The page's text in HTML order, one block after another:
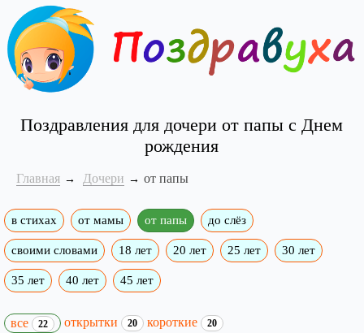
Поздравления для дочери от папы с Днем
рождения
Главная Дочери от папы
в стихах от мамы от папы до слёз
своими словами 18 лет 20 лет 25 лет 30 лет
35 лет 40 лет 45 лет
все 22 открытки 20 короткие 20